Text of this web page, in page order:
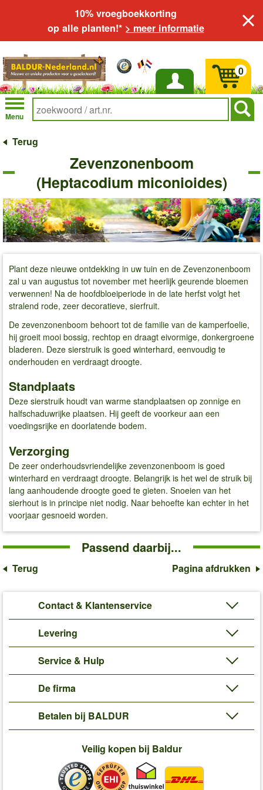
10% vroegboekkorting
op alle planten!* > meer informatie
Inloggen
Menu
0
Terug
Zevenzonenboom
(Heptacodium miconioides)
Plant deze nieuwe ontdekking in uw tuin en de Zevenzonenboom
zal u van augustus tot november met heerlijk geurende bloemen
verwennen! Na de hoofdbloeiperiode in de late herfst volgt het
stralend rode, zeer decoratieve, sierfruit.
De zevenzonenboom behoort tot de familie van de kamperfoelie,
hij groeit mooi bossig, rechtop en draagt eivormige, donkergroene
bladeren. Deze sierstruik is goed winterhard, eenvoudig te
onderhouden en verdraagt droogte.
Standplaats
Deze sierstruik houdt van warme standplaatsen op zonnige en
halfschaduwrijke plaatsen. Hij geeft de voorkeur aan een
voedingsrijke en doorlatende bodem.
Verzorging
De zeer onderhoudsvriendelijke zevenzonenboom is goed
winterhard en verdraagt droogte. Belangrijk is het wel de struik bij
lang aanhoudende droogte goed te gieten. Snoeien van het
sierhout is in principe niet nodig. Naar behoefte kan echter in het
voorjaar gesnoeid worden.
Passend daarbij...
Terug Pagina afdrukken
Contact & Klantenservice
Levering
Service & Hulp
De firma
Betalen bij BALDUR
Veilig kopen bij Baldur